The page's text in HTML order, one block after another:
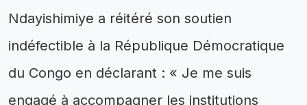
Ndayishimiye a réitéré son soutien
indéfectible à la République Démocratique
du Congo en déclarant : « Je me suis
engagé à accompagner les institutions